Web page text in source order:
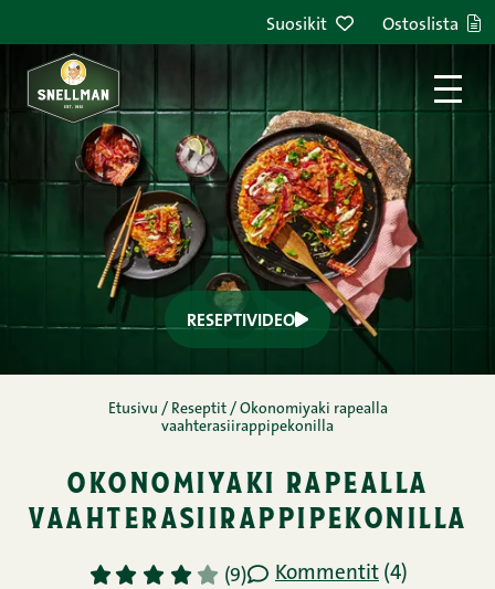
Suosikit Ostoslista
RESEPTIVIDEO
Etusivu / Reseptit / Okonomiyaki rapealla
vaahterasiirappipekonilla
okonomiyaki rapealla
vaahterasiirappipekonilla
1 2 3 4 5 (9) Kommentit (4)